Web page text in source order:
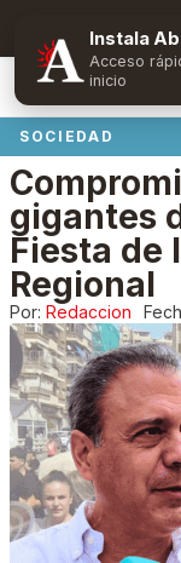
SOCIEDAD
gigantes
Fiesta de
Regional
Por: Redaccion
Instala
Acceso
inicio